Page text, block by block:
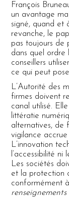
François
un avantage
signé, quand et
revanche, le
pas toujours de
dans quel ordre
conseillers
ce qui peut
L’Autorité des
firmes doivent
canal utilisé.
littératie
alternatives, de
vigilance accrue
L’innovation
l’accessibilité
Les sociétés
et la protection
conformément